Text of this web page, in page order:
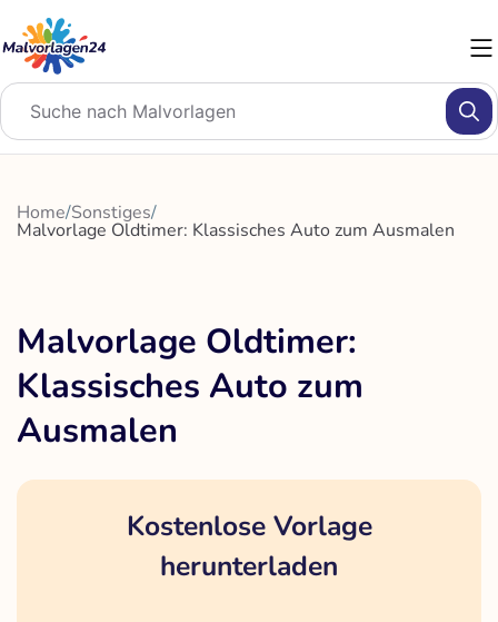
Inhalt
springen
Home/Sonstiges/
Malvorlage Oldtimer: Klassisches Auto zum Ausmalen
Malvorlage Oldtimer:
Klassisches Auto zum
Ausmalen
Kostenlose Vorlage
herunterladen